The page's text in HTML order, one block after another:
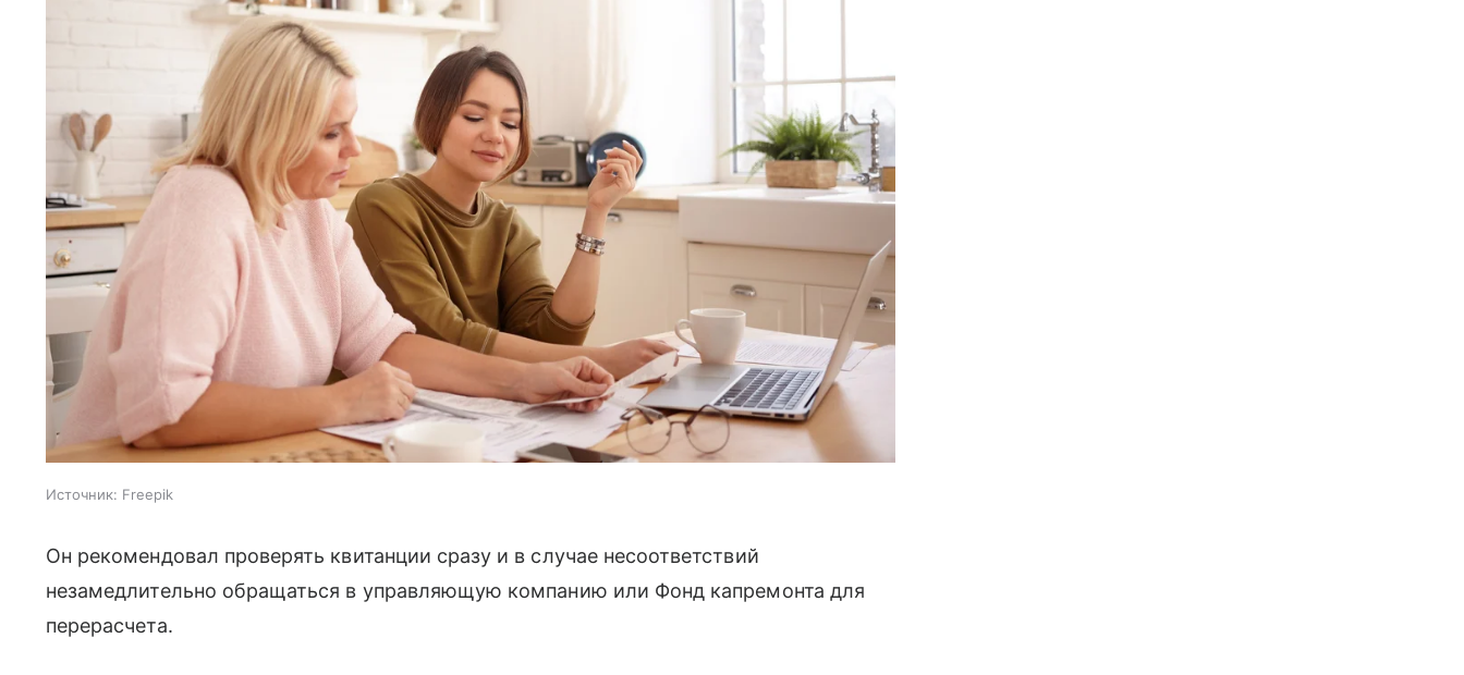
Источник: Freepik
Он рекомендовал проверять квитанции сразу и в случае несоответствий
незамедлительно обращаться в управляющую компанию или Фонд капремонта для
перерасчета.